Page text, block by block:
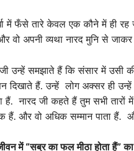
में फँसे तारे केवल एक कौने में ही
वो अपनी व्यथा नारद मुनि से
उन्हें समझाते हैं कि संसार में उसी
दिखाते हैं. उन्हें लोग अक्सर ही
हैं. नारद जी कहते हैं तुम सभी
हैं. और वो अधिक सम्मान पाता हैं.
में “सब्र का फल मीठा होता हैं”